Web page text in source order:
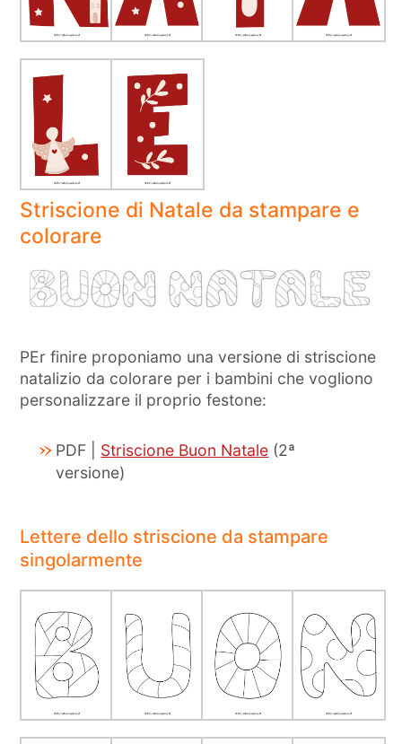
Striscione di Natale da stampare e
colorare
PEr finire proponiamo una versione di striscione
natalizio da colorare per i bambini che vogliono
personalizzare il proprio festone:
PDF | Striscione Buon Natale (2ª
versione)
Lettere dello striscione da stampare
singolarmente